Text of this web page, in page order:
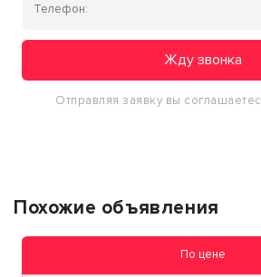
Жду звонка
Отправляя заявку вы
Похожие объявления
По цене